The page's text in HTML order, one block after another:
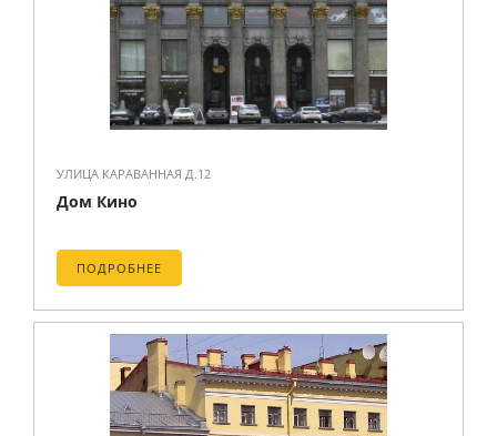
УЛИЦА КАРАВАННАЯ Д.12
Дом Кино
ПОДРОБНЕЕ